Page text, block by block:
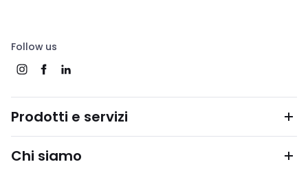
Follow us
Prodotti e servizi
Chi siamo